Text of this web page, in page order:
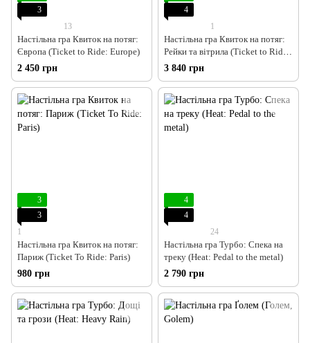
3
13
Настільна гра Квиток на потяг:
Європа (Ticket to Ride: Europe)
2 450 грн
4
1
Настільна гра Квиток на потяг:
Рейки та вітрила (Ticket to Ride:
Rails & Sails)
3 840 грн
3
3
1
Настільна гра Квиток на потяг:
Париж (Ticket To Ride: Paris)
980 грн
4
4
24
Настільна гра Турбо: Спека на
треку (Heat: Pedal to the metal)
2 790 грн